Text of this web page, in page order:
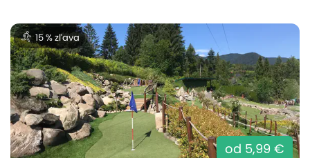
15 % zľava
od 5,99 €